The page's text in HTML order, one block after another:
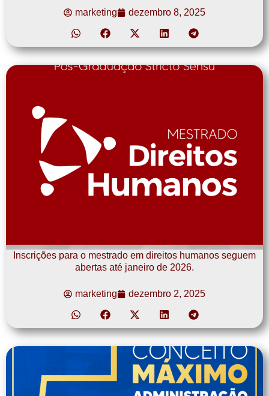
marketing dezembro 8, 2025
Inscrições para o mestrado em direitos humanos seguem
abertas até janeiro de 2026.
marketing dezembro 2, 2025